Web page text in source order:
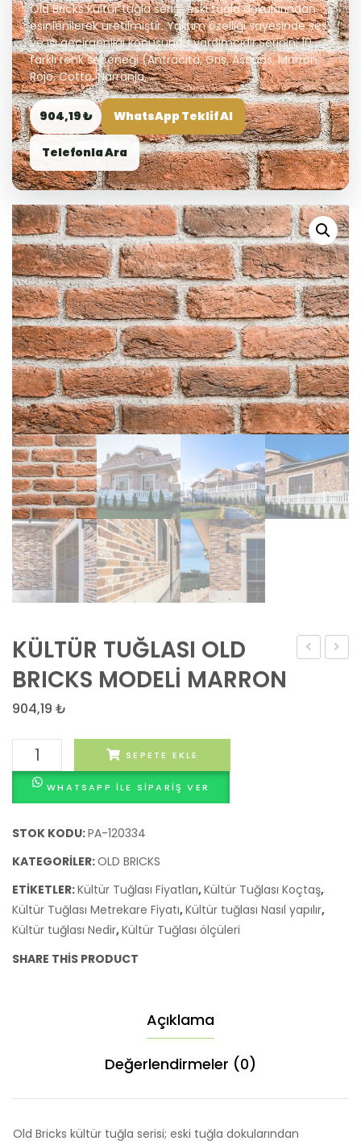
Old Bricks kültür tuğla serisi; eski tuğla dokularından
esinlenilerek üretilmiştir. Yalıtım özelliği sayesinde ses
ve ısı geçirgenliği konusunda yardımcıdır.Serinin; 10
farklı renk seçeneği (Antracita, Gris, Ascuas, Marron,
Rojo, Cotto, Narranja,...
904,19 ₺ WhatsApp Teklif Al
Telefonla Ara
KÜLTÜR TUĞLASI OLD
BRICKS MODELİ MARRON
904,19 ₺
KÜLTÜR
TUĞLASI
OLD
MODELİ
adet
SEPETE EKLE
WHATSAPP ILE SIPARIŞ VER
STOK KODU:PA-120334
KATEGORILER:OLD BRICKS
ETIKETLER:Kültür Tuğlası Fiyatları,Kültür Tuğlası Koçtaş,
Kültür Tuğlası Metrekare Fiyatı,Kültür tuğlası Nasıl yapılır,
Kültür tuğlası Nedir,Kültür Tuğlası ölçüleri
SHARE THIS PRODUCT
Açıklama
Değerlendirmeler (0)
Old Bricks kültür tuğla serisi; eski tuğla dokularından